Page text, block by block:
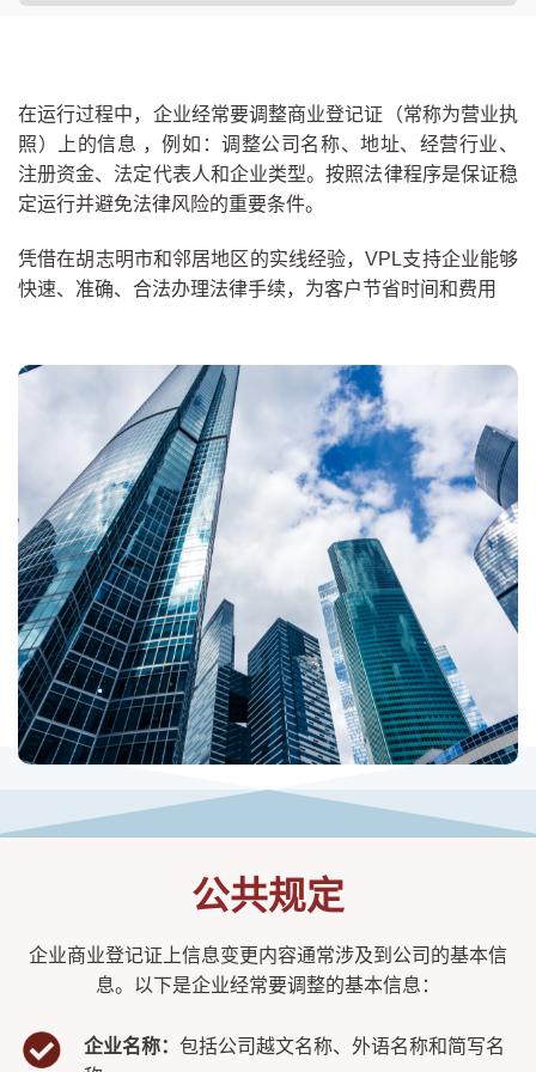
在运行过程中，企业经常要调整商业登记证（常称为营业执
照）上的信息 ，例如：调整公司名称、地址、经营行业、
注册资金、法定代表人和企业类型。按照法律程序是保证稳
定运行并避免法律风险的重要条件。
凭借在胡志明市和邻居地区的实线经验，VPL支持企业能够
快速、准确、合法办理法律手续，为客户节省时间和费用
公共规定
企业商业登记证上信息变更内容通常涉及到公司的基本信
息。以下是企业经常要调整的基本信息：
企业名称： 包括公司越文名称、外语名称和简写名